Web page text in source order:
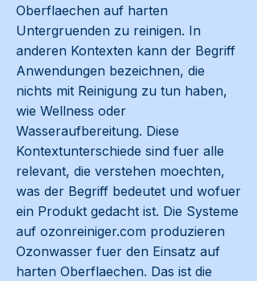
Oberflaechen auf harten
Untergruenden zu reinigen. In
anderen Kontexten kann der Begriff
Anwendungen bezeichnen, die
nichts mit Reinigung zu tun haben,
wie Wellness oder
Wasseraufbereitung. Diese
Kontextunterschiede sind fuer alle
relevant, die verstehen moechten,
was der Begriff bedeutet und wofuer
ein Produkt gedacht ist. Die Systeme
auf ozonreiniger.com produzieren
Ozonwasser fuer den Einsatz auf
harten Oberflaechen. Das ist die